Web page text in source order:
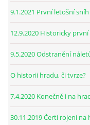
9.1.2021 První letošní sníh
12.9.2020 Historicky
9.5.2020 Odstranění
O historii hradu, či tvrze?
7.4.2020 Konečně i na
30.11.2019 Čertí rojení na